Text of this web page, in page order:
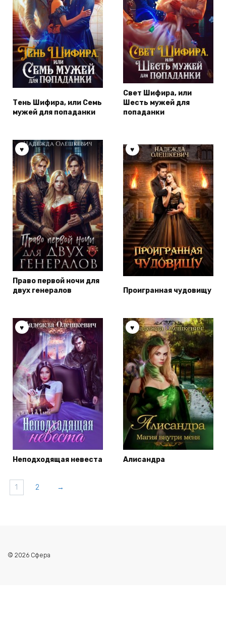
Тень Шифира, или Семь
мужей для попаданки
Свет Шифира, или
Шесть мужей для
попаданки
Право первой ночи для
двух генералов
Проигранная чудовищу
Неподходящая невеста Алисандра
1 2 →
© 2026 Сфера